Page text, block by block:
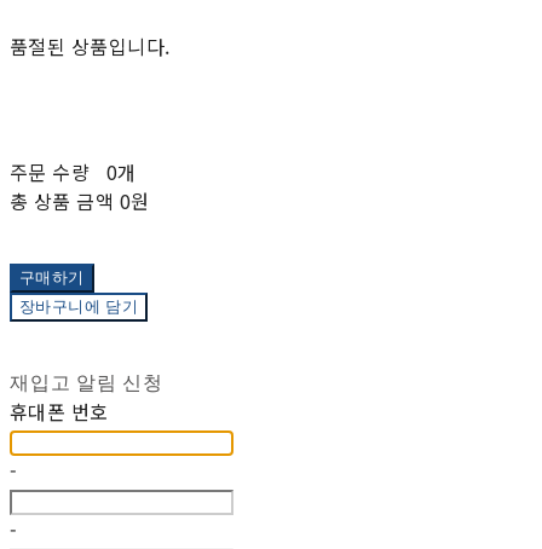
품절된 상품입니다.
주문 수량 0개
총 상품 금액 0원
구매하기
장바구니에 담기
재입고 알림 신청
휴대폰 번호
-
-